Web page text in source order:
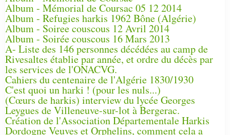
Album - Mémorial de Coursac 05 12 2014
Album - Refugies harkis 1962 Bône (Algérie)
Album - Soiree couscous 12 Avril 2014
Album - Soirée couscous 16 Mars 2013
A- Liste des 146 personnes décédées au camp de
Rivesaltes établie par année, et ordre du décès par
les services de l'ONACVG.
Cahiers du centenaire de l'Algérie 1830/1930
C'est quoi un harki ! (pour les nuls...)
(Cœurs de harkis) interview du lycée Georges
Leygues de Villeneuve-sur-lot à Bergerac.
Création de l'Association Départementale Harkis
Dordogne Veuves et Orphelins, comment cela a